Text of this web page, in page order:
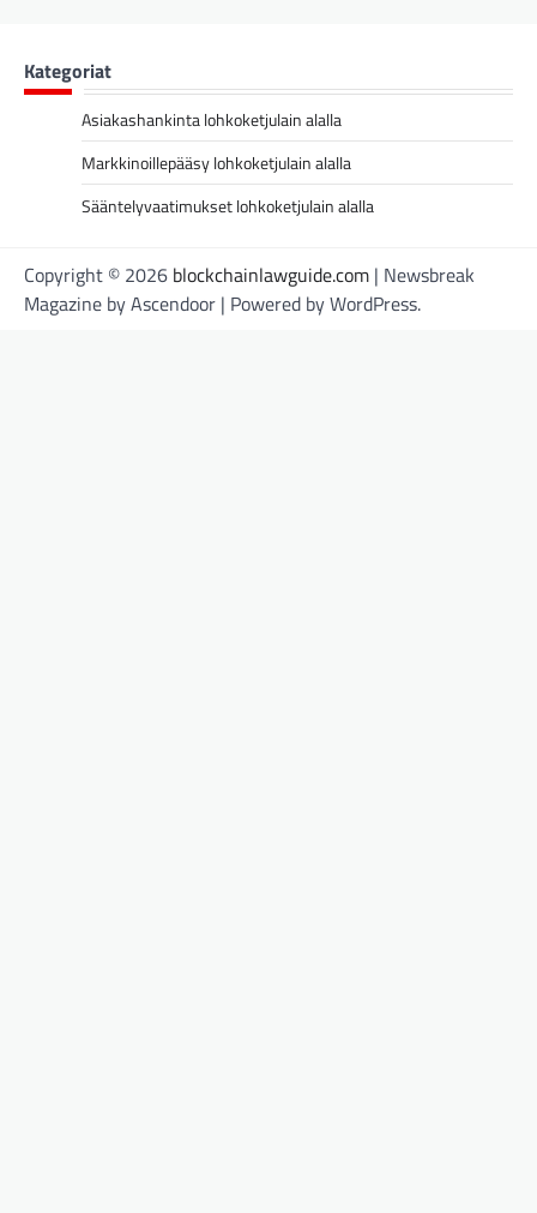
Kategoriat
Asiakashankinta lohkoketjulain alalla
Markkinoillepääsy lohkoketjulain alalla
Sääntelyvaatimukset lohkoketjulain alalla
Copyright © 2026 blockchainlawguide.com | Newsbreak
Magazine byAscendoor | Powered byWordPress.